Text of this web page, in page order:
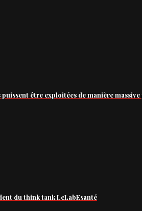
être exploitées de manière
du think tank LeLabEsanté